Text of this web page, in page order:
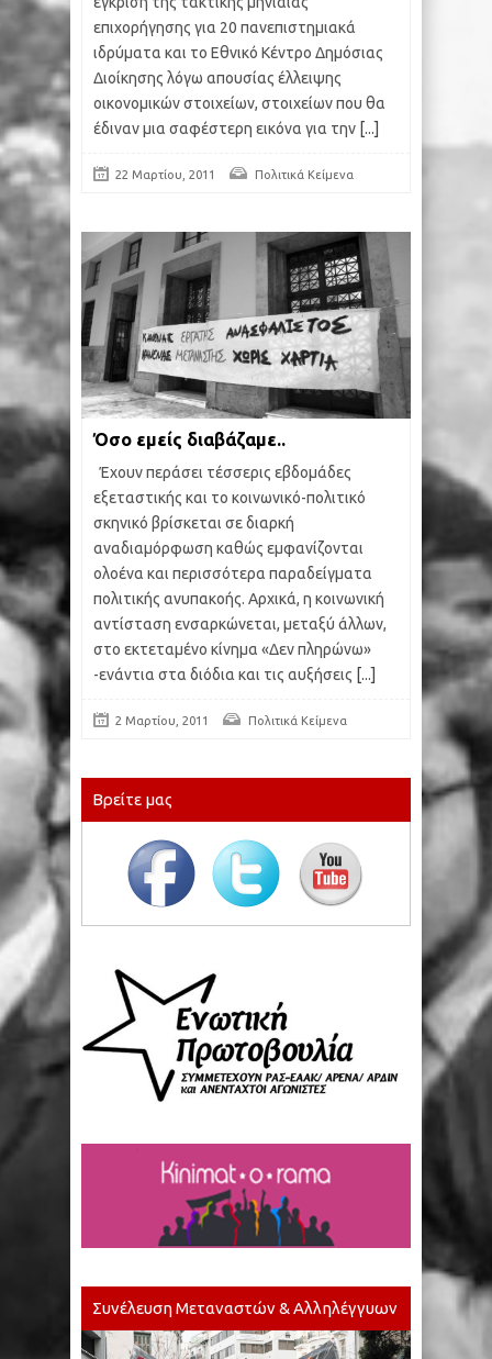
επιχορήγησης για 20 πανεπιστημιακά
ιδρύματα και το Εθνικό Κέντρο Δημόσιας
Διοίκησης λόγω απουσίας έλλειψης
οικονομικών στοιχείων, στοιχείων που θα
έδιναν μια σαφέστερη εικόνα για την [...]
22 Μαρτίου, 2011 Πολιτικά Κείμενα
Όσο εμείς διαβάζαμε..
Έχουν περάσει τέσσερις εβδομάδες
εξεταστικής και το κοινωνικό-πολιτικό
σκηνικό βρίσκεται σε διαρκή
αναδιαμόρφωση καθώς εμφανίζονται
ολοένα και περισσότερα παραδείγματα
πολιτικής ανυπακοής. Αρχικά, η κοινωνική
αντίσταση ενσαρκώνεται, μεταξύ άλλων,
στο εκτεταμένο κίνημα «Δεν πληρώνω»
-ενάντια στα διόδια και τις αυξήσεις [...]
2 Μαρτίου, 2011 Πολιτικά Κείμενα
Βρείτε μας
Συνέλευση Μεταναστών & Αλληλέγγυων